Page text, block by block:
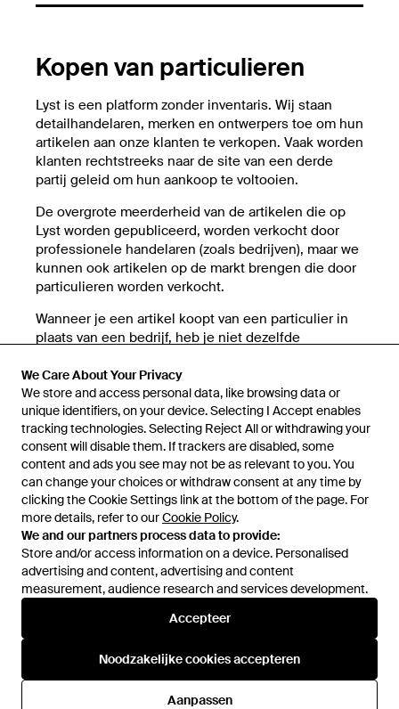
We Care About Your Privacy
We store and access personal data, like browsing data or
unique identifiers, on your device. Selecting I Accept enables
tracking technologies. Selecting Reject All or withdrawing your
consent will disable them. If trackers are disabled, some
content and ads you see may not be as relevant to you. You
can change your choices or withdraw consent at any time by
clicking the Cookie Settings link at the bottom of the page. For
more details, refer to ourCookie Policy.
We and our partners process data to provide:
Store and/or access information on a device. Personalised
advertising and content, advertising and content
measurement, audience research and services development.
Accepteer
Noodzakelijke cookies accepteren
Aanpassen
Kopen van particulieren
Lyst is een platform zonder inventaris. Wij staan
detailhandelaren, merken en ontwerpers toe om hun
artikelen aan onze klanten te verkopen. Vaak worden
klanten rechtstreeks naar de site van een derde
partij geleid om hun aankoop te voltooien.
De overgrote meerderheid van de artikelen die op
Lyst worden gepubliceerd, worden verkocht door
professionele handelaren (zoals bedrijven), maar we
kunnen ook artikelen op de markt brengen die door
particulieren worden verkocht.
Wanneer je een artikel koopt van een particulier in
plaats van een bedrijf, heb je niet dezelfde
Wanneer je bijvoorbeeld online van een bedrijf
koopt, heb je recht op een bedenktijd van 14 dagen
waarbinnen je je aankoop kunt annuleren en heb je
recht op terugbetaling binnen 14 dagen na de
annulering. Dit geldt niet wanneer je van een
particulier koopt.
Daarom raden we je aan om, wanneer je een artikel
op Lyst selecteert, de algemene voorwaarden te
controleren op de website van de handelaar bij wie
je je aankoop doet, zodat je weet of het artikel wordt
verkocht door een particuliere of professionele